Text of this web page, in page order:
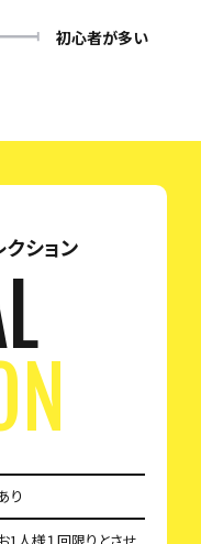
初心者が多い
クション
り